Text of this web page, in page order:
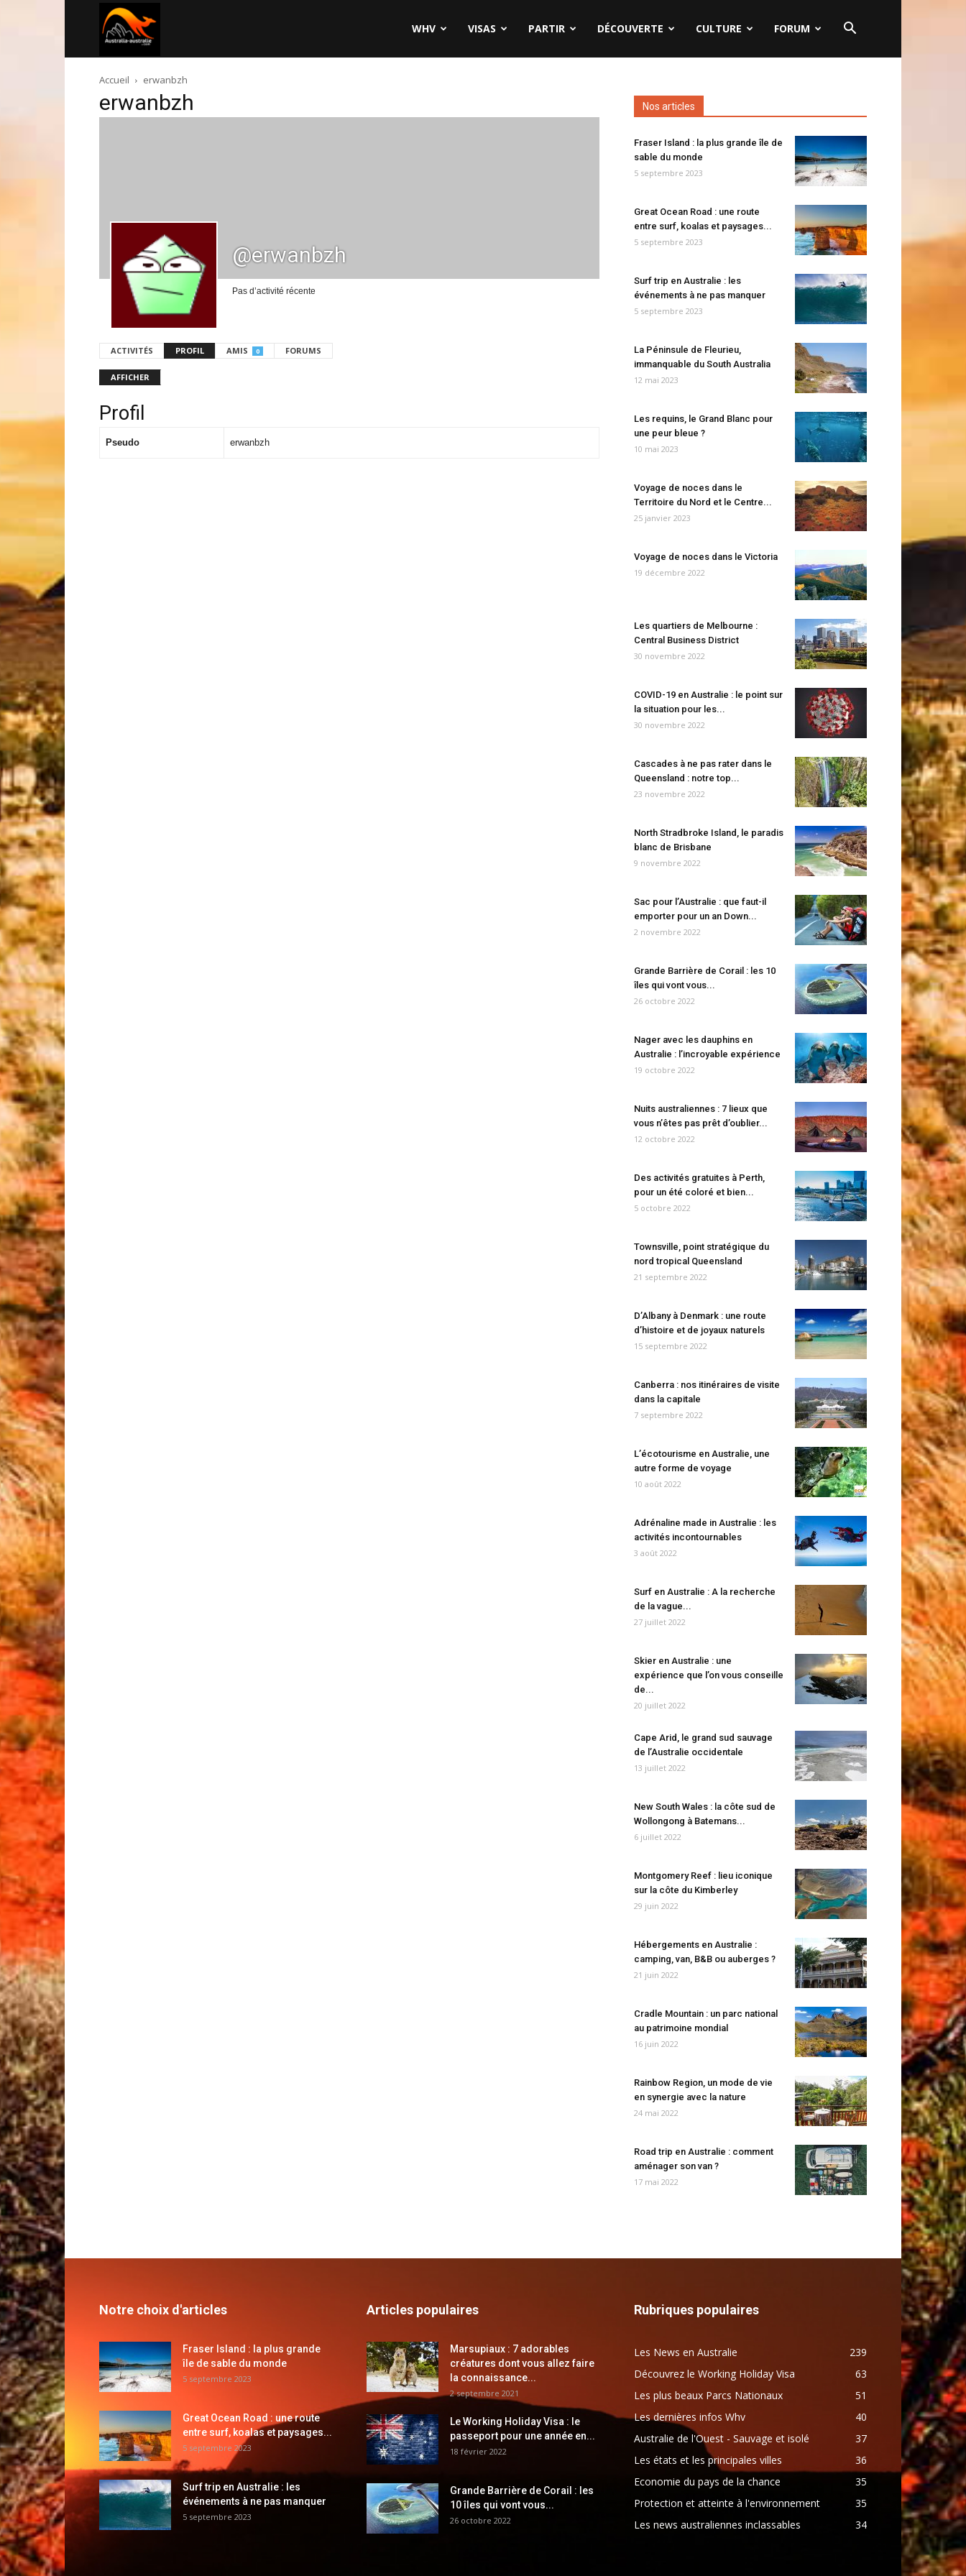
australie.com
WHV VISAS PARTIR DÉCOUVERTE CULTURE FORUM
Accueil erwanbzh
erwanbzh
@erwanbzh
Pas d’activité récente
ACTIVITÉS PROFIL AMIS 0 FORUMS
AFFICHER
Profil
Pseudo erwanbzh
Nos articles
Fraser Island : la plus grande île de
sable du monde
5 septembre 2023
Great Ocean Road : une route
entre surf, koalas et paysages...
5 septembre 2023
Surf trip en Australie : les
événements à ne pas manquer
5 septembre 2023
La Péninsule de Fleurieu,
immanquable du South Australia
12 mai 2023
Les requins, le Grand Blanc pour
une peur bleue ?
10 mai 2023
Voyage de noces dans le
Territoire du Nord et le Centre...
25 janvier 2023
Voyage de noces dans le Victoria
19 décembre 2022
Les quartiers de Melbourne :
Central Business District
30 novembre 2022
COVID-19 en Australie : le point sur
la situation pour les...
30 novembre 2022
Cascades à ne pas rater dans le
Queensland : notre top...
23 novembre 2022
North Stradbroke Island, le paradis
blanc de Brisbane
9 novembre 2022
Sac pour l’Australie : que faut-il
emporter pour un an Down...
2 novembre 2022
Grande Barrière de Corail : les 10
îles qui vont vous...
26 octobre 2022
Nager avec les dauphins en
Australie : l’incroyable expérience
19 octobre 2022
Nuits australiennes : 7 lieux que
vous n’êtes pas prêt d’oublier...
12 octobre 2022
Des activités gratuites à Perth,
pour un été coloré et bien...
5 octobre 2022
Townsville, point stratégique du
nord tropical Queensland
21 septembre 2022
D’Albany à Denmark : une route
d’histoire et de joyaux naturels
15 septembre 2022
Canberra : nos itinéraires de visite
dans la capitale
7 septembre 2022
L’écotourisme en Australie, une
autre forme de voyage
10 août 2022
Adrénaline made in Australie : les
activités incontournables
3 août 2022
Surf en Australie : A la recherche
de la vague...
27 juillet 2022
Skier en Australie : une
expérience que l’on vous conseille
de...
20 juillet 2022
Cape Arid, le grand sud sauvage
de l’Australie occidentale
13 juillet 2022
New South Wales : la côte sud de
Wollongong à Batemans...
6 juillet 2022
Montgomery Reef : lieu iconique
sur la côte du Kimberley
29 juin 2022
Hébergements en Australie :
camping, van, B&B ou auberges ?
21 juin 2022
Cradle Mountain : un parc national
au patrimoine mondial
16 juin 2022
Rainbow Region, un mode de vie
en synergie avec la nature
24 mai 2022
Road trip en Australie : comment
aménager son van ?
17 mai 2022
Notre choix d'articles
Fraser Island : la plus grande
île de sable du monde
5 septembre 2023
Great Ocean Road : une route
entre surf, koalas et paysages...
5 septembre 2023
Surf trip en Australie : les
événements à ne pas manquer
5 septembre 2023
Articles populaires
Marsupiaux : 7 adorables
créatures dont vous allez faire
la connaissance...
2 septembre 2021
Le Working Holiday Visa : le
passeport pour une année en...
18 février 2022
Grande Barrière de Corail : les
10 îles qui vont vous...
26 octobre 2022
Rubriques populaires
Les News en Australie
239
Découvrez le Working Holiday Visa
63
Les plus beaux Parcs Nationaux
51
Les dernières infos Whv
40
Australie de l'Ouest - Sauvage et isolé
37
Les états et les principales villes
36
Economie du pays de la chance
35
Protection et atteinte à l'environnement
35
Les news australiennes inclassables
34